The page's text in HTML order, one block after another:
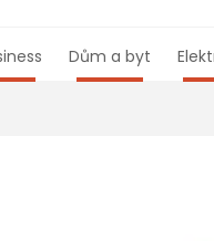
Dům a byt